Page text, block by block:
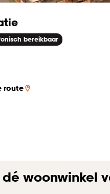
bereikbaar
route
woonwinkel